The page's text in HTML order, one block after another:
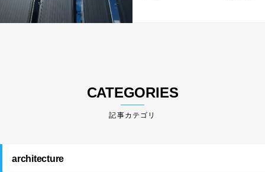
CATEGORIES
architecture